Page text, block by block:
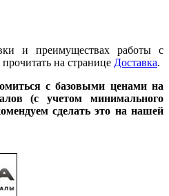
и преимуществах работы с
на странице Доставка.
с базовыми ценами на
(с учетом минимального
сделать это на нашей